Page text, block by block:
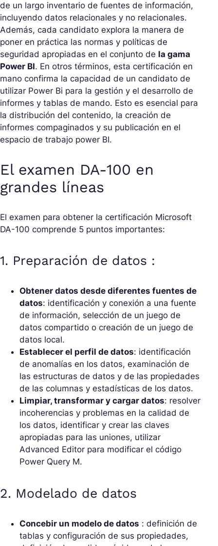
de un largo inventario de fuentes de información,
incluyendo datos relacionales y no relacionales.
Además, cada candidato explora la manera de
poner en práctica las normas y políticas de
seguridad apropiadas en el conjunto de la gama
Power BI. En otros términos, esta certificación en
mano confirma la capacidad de un candidato de
utilizar Power Bi para la gestión y el desarrollo de
informes y tablas de mando. Esto es esencial para
la distribución del contenido, la creación de
informes compaginados y su publicación en el
espacio de trabajo power BI.
El examen DA-100 en
grandes líneas
El examen para obtener la certificación Microsoft
DA-100 comprende 5 puntos importantes:
1. Preparación de datos :
Obtener datos desde diferentes fuentes de
datos: identificación y conexión a una fuente
de información, selección de un juego de
datos compartido o creación de un juego de
datos local.
Establecer el perfil de datos: identificación
de anomalías en los datos, examinación de
las estructuras de datos y de las propiedades
de las columnas y estadísticas de los datos.
Limpiar, transformar y cargar datos: resolver
incoherencias y problemas en la calidad de
los datos, identificar y crear las claves
apropiadas para las uniones, utilizar
Advanced Editor para modificar el código
Power Query M.
2. Modelado de datos
Concebir un modelo de datos : definición de
tablas y configuración de sus propiedades,